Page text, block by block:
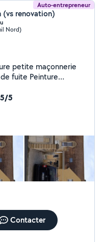
Auto-entrepreneur
(vs renovation)
Nord)
petite maçonnerie
fuite Peinture
5
Contacter